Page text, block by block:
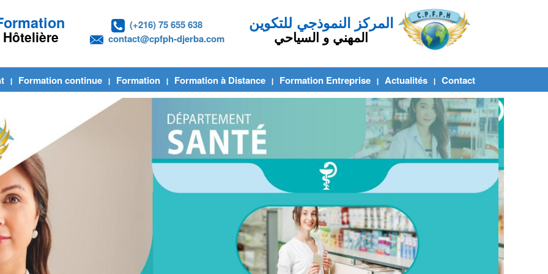
Pilote de Formation
et Hôtelière
(+216) 75 655 638
contact@cpfph-djerba.com
Formation continue Formation Formation à Distance Formation Entreprise Actualités Contact